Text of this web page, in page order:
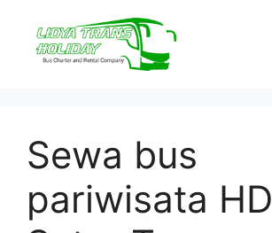
content
Sewa bus
pariwisata HD